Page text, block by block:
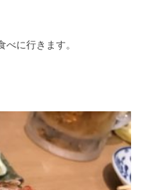
に行きます。